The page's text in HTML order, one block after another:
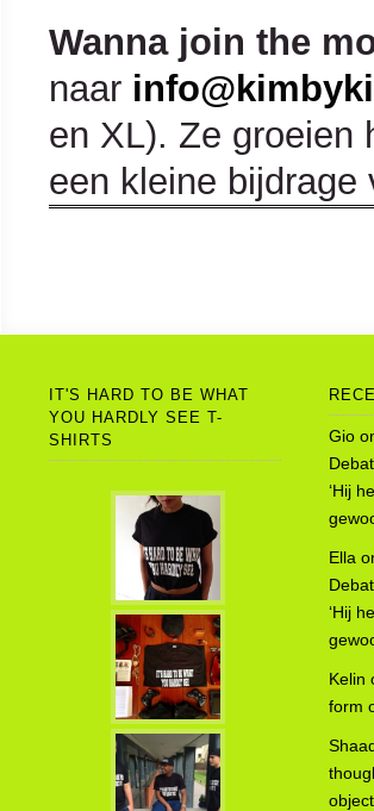
Wanna join the
naar
en XL). Ze groeien
een kleine bijdrage
IT'S HARD TO BE WHAT
YOU HARDLY SEE T-
SHIRTS
Gio
‘Hij
Ella
‘Hij
Kelin
form